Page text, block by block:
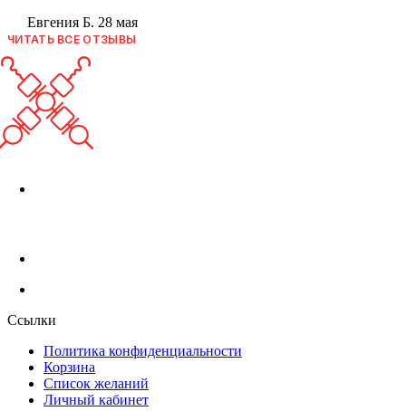
Евгения Б. 28 мая
ЧИТАТЬ ВСЕ ОТЗЫВЫ
Ссылки
Политика конфиденциальности
Корзина
Список желаний
Личный кабинет